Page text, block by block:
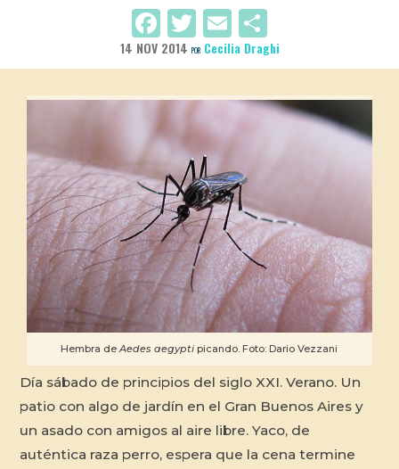
Facebook
Twitter
Email
14 NOV 2014 POR Cecilia Draghi
Hembra deAedes aegypti picando. Foto: Dario Vezzani
Día sábado de principios del siglo XXI. Verano. Un
patio con algo de jardín en el Gran Buenos Aires y
un asado con amigos al aire libre. Yaco, de
auténtica raza perro, espera que la cena termine